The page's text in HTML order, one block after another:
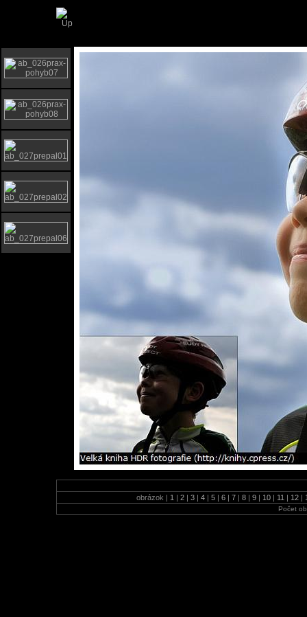
obrázok | 1 | 2 | 3 | 4 | 5 | 6 | 7 | 8 | 9 | 10 | 11 | 12 |
Počet